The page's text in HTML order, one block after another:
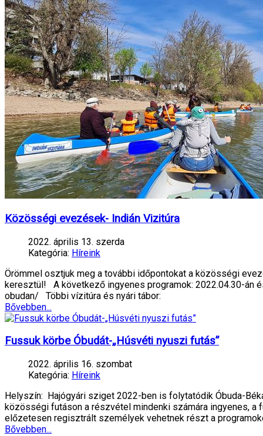
Közösségi evezések- Indián Vizitúra
2022. április 13. szerda
Kategória: Híreink
Örömmel osztjuk meg a további időpontokat a közösségi
keresztül! A következő ingyenes programok: 2022.04.30-án
obudan/ Többi vízitúra és nyári tábor:
Bővebben...
Fussuk körbe Óbudát-„Húsvéti nyuszi futás”
2022. április 16. szombat
Kategória: Híreink
Helyszín: Hajógyári sziget 2022-ben is folytatódik Óbuda-
közösségi futáson a részvétel mindenki számára ingyenes, a
előzetesen regisztrált személyek vehetnek részt a
Bővebben...